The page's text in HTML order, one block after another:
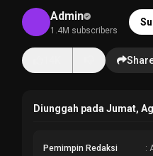
Admin
1.4M subscribers
Diunggah pada Jumat,
Pemimpin Redaksi
: